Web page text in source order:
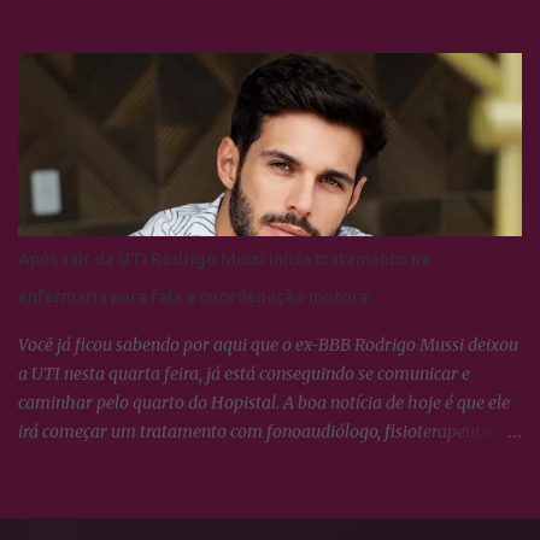
a campeã do BBB21 e fenômeno nas redes sociais acabou por
recusar. Esta informação foi confirmada pela própria Juliette no
Space do Twitter. A Pitica Paraibana já é adorada na Terrinha,
conta com fã clube e tudo por lá, mas infelizmente para os
patrícios a Rainha dos Cactos não vai atravessar o Oceano
Atlântico neste momento e continuará cumprindo seus
compromissos profissionais e desfrutando a fama por aqui.
Após sair da UTI Rodrigo Mussi inicia tratamento na
enfermaria para fala e coordenação motora
Você já ficou sabendo por aqui que o ex-BBB Rodrigo Mussi deixou
a UTI nesta quarta feira, já está conseguindo se comunicar e
caminhar pelo quarto do Hopistal. A boa notícia de hoje é que ele
irá começar um tratamento com fonoaudiólogo, fisioterapeuta e
trânsito em São Paulo. O ex-BBB continuará internado no Hospital